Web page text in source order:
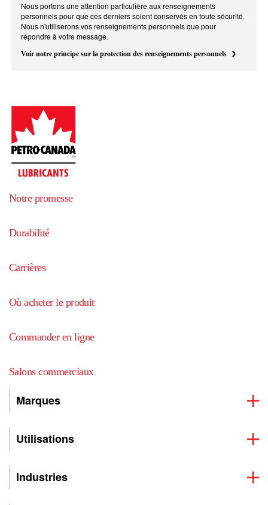
Nous portons une attention particulière aux renseignements
personnels pour que ces derniers soient conservés en toute sécurité.
Nous n'utiliserons vos renseignements personnels que pour
répondre à votre message.
Voir notre principe sur la protection des renseignements personnels
Notre promesse
Durabilité
Carrières
Où acheter le produit
Commander en ligne
Salons commerciaux
Marques
Utilisations
Industries